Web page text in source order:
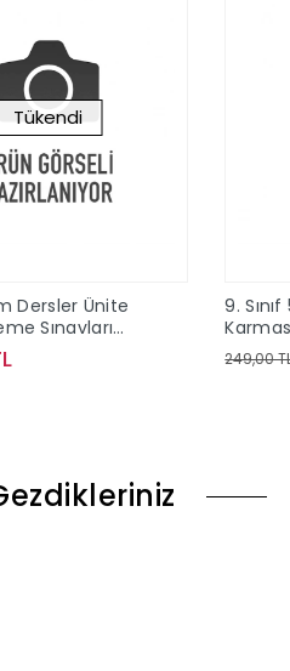
Tükendi
Dersler Ünite
Sınavları
Yayınları
9.
249,00